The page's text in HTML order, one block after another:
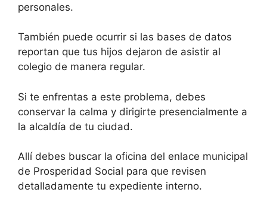
personales.
También puede ocurrir si las bases de datos
reportan que tus hijos dejaron de asistir al
colegio de manera regular.
Si te enfrentas a este problema, debes
conservar la calma y dirigirte presencialmente a
la alcaldía de tu ciudad.
Allí debes buscar la oficina del enlace municipal
de Prosperidad Social para que revisen
detalladamente tu expediente interno.